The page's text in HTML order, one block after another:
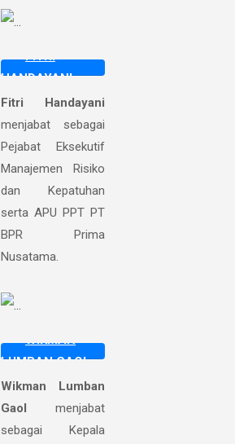
HANDAYANI
Fitri Handayani
menjabat sebagai
Pejabat Eksekutif
Manajemen Risiko
dan Kepatuhan
serta APU PPT PT
BPR Prima
Nusatama.
LUMBAN GAOL
Wikman Lumban
Gaol menjabat
sebagai Kepala